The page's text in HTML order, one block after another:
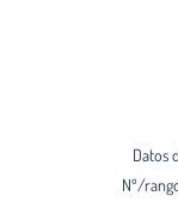
Datos
Nº/